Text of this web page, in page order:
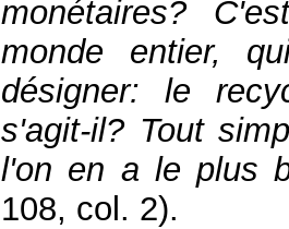
monétaires?
monde entier,
désigner: le
s'agit-il? Tout
l'on en a le plus
108, col. 2).